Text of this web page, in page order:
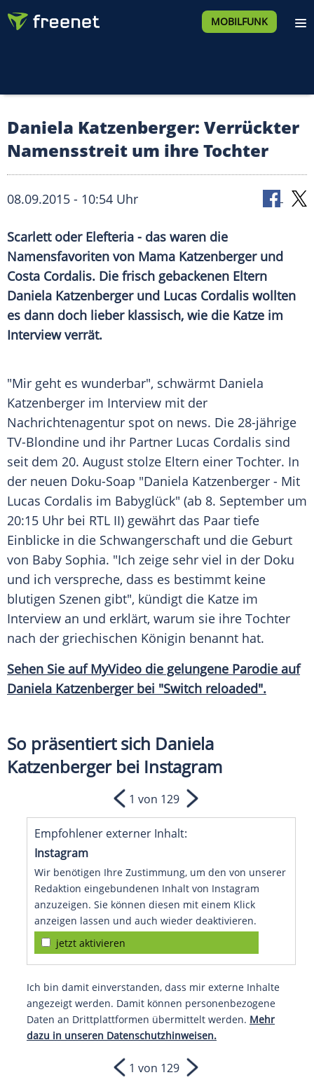
MOBILFUNK
Daniela Katzenberger: Verrückter
Namensstreit um ihre Tochter
08.09.2015 - 10:54 Uhr
Scarlett oder Elefteria - das waren die
Namensfavoriten von Mama Katzenberger und
Costa Cordalis. Die frisch gebackenen Eltern
Daniela Katzenberger und Lucas Cordalis wollten
es dann doch lieber klassisch, wie die Katze im
Interview verrät.
"Mir geht es wunderbar", schwärmt Daniela
Katzenberger im Interview mit der
Nachrichtenagentur spot on news. Die 28-jährige
TV-Blondine und ihr Partner Lucas Cordalis sind
seit dem 20. August stolze Eltern einer Tochter. In
der neuen Doku-Soap "Daniela Katzenberger - Mit
Lucas Cordalis im Babyglück" (ab 8. September um
20:15 Uhr bei RTL II) gewährt das Paar tiefe
Einblicke in die Schwangerschaft und die Geburt
von Baby Sophia. "Ich zeige sehr viel in der Doku
und ich verspreche, dass es bestimmt keine
blutigen Szenen gibt", kündigt die Katze im
Interview an und erklärt, warum sie ihre Tochter
nach der griechischen Königin benannt hat.
Sehen Sie auf MyVideo die gelungene Parodie auf
Daniela Katzenbergerbei "Switch reloaded".
So präsentiert sich Daniela
Katzenberger bei Instagram
Empfohlener externer Inhalt:
Instagram
Wir benötigen Ihre Zustimmung, um den von unserer
Redaktion eingebundenen Inhalt von Instagram
anzuzeigen. Sie können diesen mit einem Klick
anzeigen lassen und auch wieder deaktivieren.
jetzt aktivieren
Ich bin damit einverstanden, dass mir externe Inhalte
angezeigt werden. Damit können personenbezogene
Daten an Drittplattformen übermittelt werden. Mehr
dazu in unseren Datenschutzhinweisen.
1 von 129
1 von 129